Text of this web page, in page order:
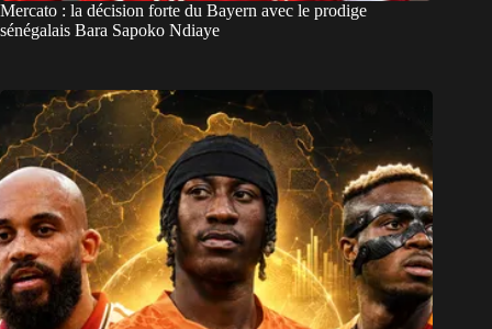
Mercato : la décision forte du Bayern avec le prodige
sénégalais Bara Sapoko Ndiaye